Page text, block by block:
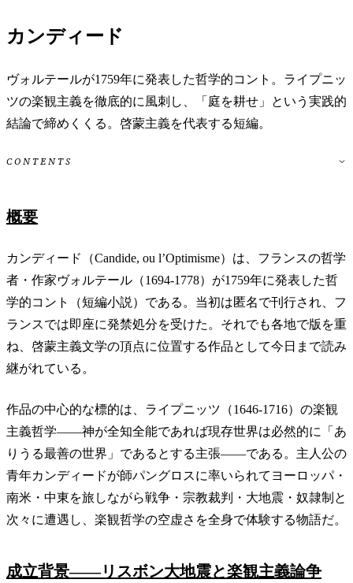
カンディード
ヴォルテールが1759年に発表した哲学的コント。ライプニッ
ツの楽観主義を徹底的に風刺し、「庭を耕せ」という実践的
結論で締めくくる。啓蒙主義を代表する短編。
CONTENTS
概要
カンディード（Candide, ou l’Optimisme）は、フランスの哲学
者・作家ヴォルテール（1694-1778）が1759年に発表した哲
学的コント（短編小説）である。当初は匿名で刊行され、フ
ランスでは即座に発禁処分を受けた。それでも各地で版を重
ね、啓蒙主義文学の頂点に位置する作品として今日まで読み
継がれている。
作品の中心的な標的は、ライプニッツ（1646-1716）の楽観
主義哲学——神が全知全能であれば現存世界は必然的に「あ
りうる最善の世界」であるとする主張——である。主人公の
青年カンディードが師パングロスに率いられてヨーロッパ・
南米・中東を旅しながら戦争・宗教裁判・大地震・奴隷制と
次々に遭遇し、楽観哲学の空虚さを全身で体験する物語だ。
成立背景——リスボン大地震と楽観主義論争